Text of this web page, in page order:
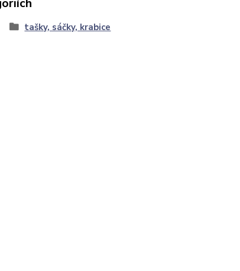
tašky, sáčky, krabice